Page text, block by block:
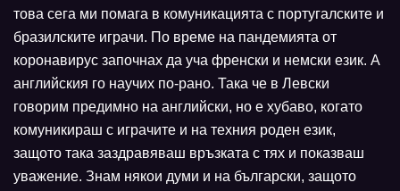
това сега ми помага в комуникацията с португалските и
бразилските играчи. По време на пандемията от
коронавирус започнах да уча френски и немски език. А
английския го научих по-рано. Така че в Левски
говорим предимно на английски, но е хубаво, когато
комуникираш с играчите и на техния роден език,
защото така заздравяваш връзката с тях и показваш
уважение. Знам някои думи и на български, защото